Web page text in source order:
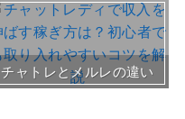
チャトレとメルレの違い
30～50代向けサイト